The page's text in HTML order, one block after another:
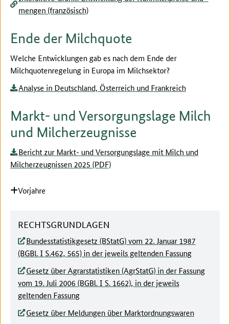
mengen (französisch)
Ende der Milchquote
Welche Entwicklungen gab es nach dem Ende der
Milchquotenregelung in Europa im Milchsektor?
Analyse in Deutschland, Österreich und Frankreich
Markt- und Versorgungslage Milch
und Milcherzeugnisse
Bericht zur Markt- und Versorgungslage mit Milch und
Milcherzeugnissen 2025 (PDF)
Vorjahre
RECHTSGRUNDLAGEN
Bundesstatistikgesetz (BStatG) vom 22. Januar 1987
(BGBl. I S.462, 565) in der jeweils geltenden Fassung
Gesetz über Agrarstatistiken (AgrStatG) in der Fassung
vom 19. Juli 2006 (BGBl. I S. 1662), in der jeweils
geltenden Fassung
Gesetz über Meldungen über Marktordnungswaren